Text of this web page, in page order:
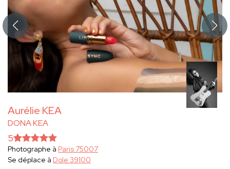
Aurélie KEA
DONA KEA
5
Photographe à Paris 75007
Se déplace à Dole 39100